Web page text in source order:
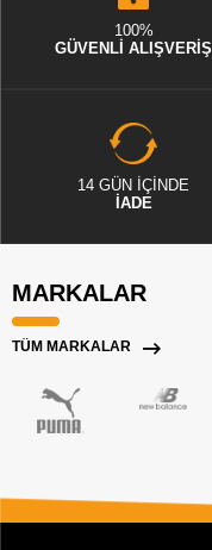
100%
GÜVENLİ ALIŞVERİŞ
14 GÜN İÇİNDE
İADE
MARKALAR
TÜM MARKALAR